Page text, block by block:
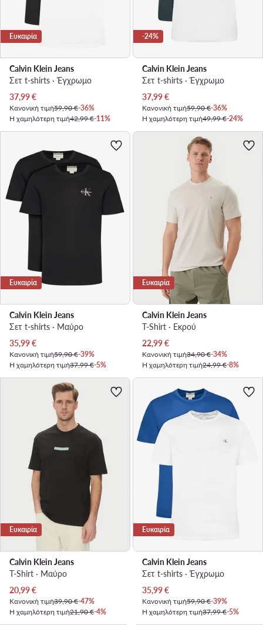
Ευκαιρία
Calvin Klein Jeans
Σετ t-shirts · Έγχρωμο
Τρέχουσα τιμή
37,99€
Κανονική τιμή59,90 €-36%
Η χαμηλότερη τιμή42,99 €-11%
-24%
Calvin Klein Jeans
Σετ t-shirts · Έγχρωμο
Τρέχουσα τιμή
37,99€
Κανονική τιμή59,90 €-36%
Η χαμηλότερη τιμή49,99 €-24%
Ευκαιρία
Calvin Klein Jeans
Σετ t-shirts · Μαύρο
Τρέχουσα τιμή
35,99€
Κανονική τιμή59,90 €-39%
Η χαμηλότερη τιμή37,99 €-5%
Ευκαιρία
Calvin Klein Jeans
T-Shirt · Εκρού
Τρέχουσα τιμή
22,99€
Κανονική τιμή34,90 €-34%
Η χαμηλότερη τιμή24,99 €-8%
Ευκαιρία
Calvin Klein Jeans
T-Shirt · Μαύρο
Τρέχουσα τιμή
20,99€
Κανονική τιμή39,90 €-47%
Η χαμηλότερη τιμή21,90 €-4%
Ευκαιρία
Calvin Klein Jeans
Σετ t-shirts · Έγχρωμο
Τρέχουσα τιμή
35,99€
Κανονική τιμή59,90 €-39%
Η χαμηλότερη τιμή37,99 €-5%